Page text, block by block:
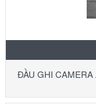
ĐẦU GHI CAMERA